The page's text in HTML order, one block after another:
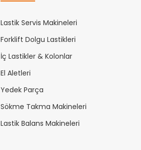
Lastik Servis Makineleri
Forklift Dolgu Lastikleri
İç Lastikler & Kolonlar
El Aletleri
Yedek Parça
Sökme Takma Makineleri
Lastik Balans Makineleri